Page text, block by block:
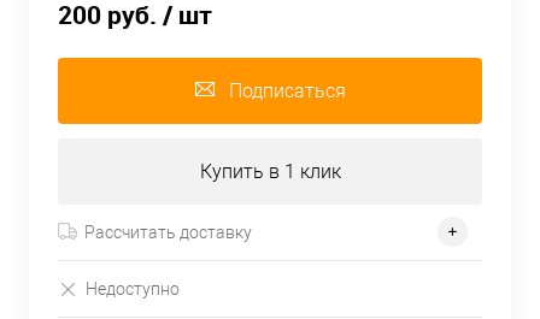
200 руб. / шт
Подписаться
Купить в 1 клик
Рассчитать доставку
Недоступно